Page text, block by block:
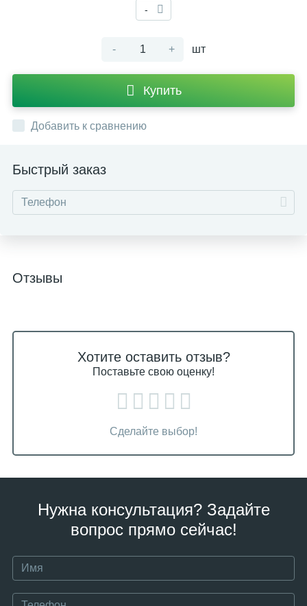
-
- + шт
Купить
Добавить к сравнению
Быстрый заказ
Отзывы
Хотите оставить отзыв?
Поставьте свою оценку!
Сделайте выбор!
Нужна консультация? Задайте
вопрос прямо сейчас!